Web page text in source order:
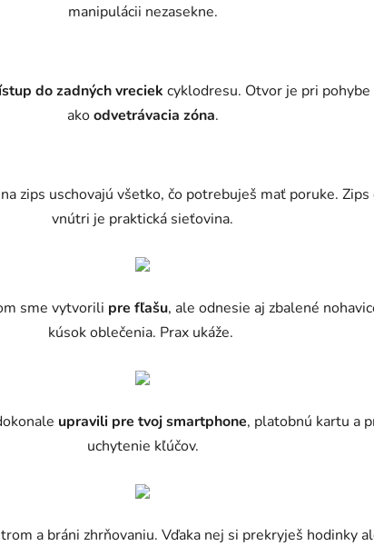
manipulácii nezasekne.
do zadných vreciek cyklodresu. Otvor je pri
ako odvetrávacia zóna.
na zips uschovajú všetko, čo potrebuješ mať poruke. Zips
vnútri je praktická sieťovina.
sme vytvorili pre fľašu, ale odnesie aj zbalené
kúsok oblečenia. Prax ukáže.
upravili pre tvoj smartphone, platobnú kartu a
uchytenie kľúčov.
a bráni zhrňovaniu. Vďaka nej si prekryješ hodinky